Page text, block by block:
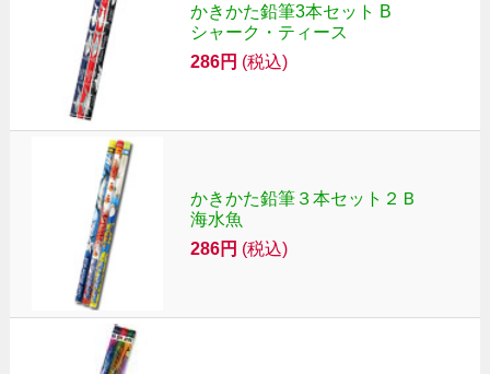
かきかた鉛筆3本セット B
シャーク・ティース
286円 (税込)
かきかた鉛筆３本セット２Ｂ
海水魚
286円 (税込)